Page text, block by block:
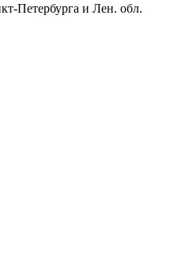
Петербурга и Лен. обл.